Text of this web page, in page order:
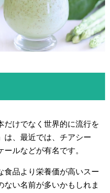
だけでなく世界的に流行を
は、最近では、チアシー
ルなどが有名です。
食品より栄養価が高いスー
い名前が多いかもしれま